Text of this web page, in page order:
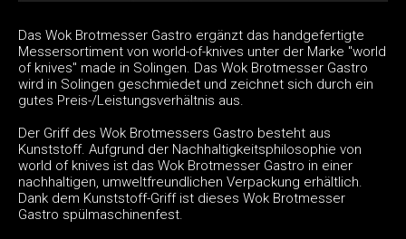
Das Wok Brotmesser Gastro ergänzt das handgefertigte
Messersortiment von world-of-knives unter der Marke "world
of knives" made in Solingen. Das Wok Brotmesser Gastro
wird in Solingen geschmiedet und zeichnet sich durch ein
gutes Preis-/Leistungsverhältnis aus.
Der Griff des Wok Brotmessers Gastro besteht aus
Kunststoff. Aufgrund der Nachhaltigkeitsphilosophie von
world of knives ist das Wok Brotmesser Gastro in einer
nachhaltigen, umweltfreundlichen Verpackung erhältlich.
Dank dem Kunststoff-Griff ist dieses Wok Brotmesser
Gastro spülmaschinenfest.